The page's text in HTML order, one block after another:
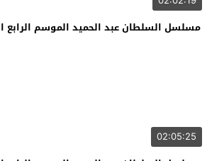
مسلسل السلطان عبد الحميد الموسم الرابع
02:05:25